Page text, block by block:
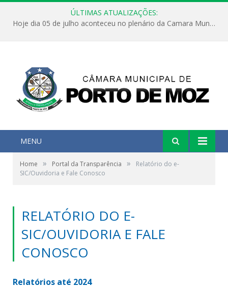
ÚLTIMAS ATUALIZAÇÕES:
Hoje dia 05 de julho aconteceu no plenário da Camara Municipal de Porto de Moz a Sessão Solene de Abertura dos Trabalhos Legislativos 2º Período da 23ª Legislatura
MENU
Home » Portal da Transparência »
Relatório do e-
SIC/Ouvidoria e Fale Conosco
RELATÓRIO DO E-
SIC/OUVIDORIA E FALE
CONOSCO
Relatórios até 2024